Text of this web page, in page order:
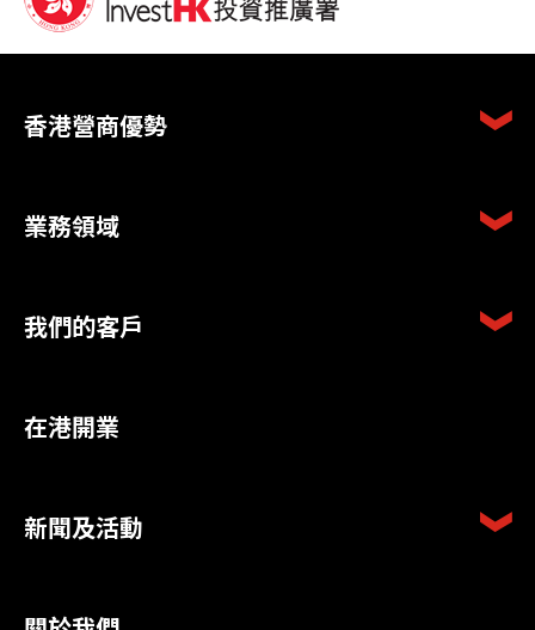
香港營商優勢
業務領域
我們的客戶
在港開業
新聞及活動